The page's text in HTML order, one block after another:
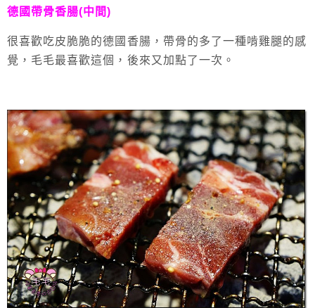
德國帶骨香腸(中間)
很喜歡吃皮脆脆的德國香腸，帶骨的多了一種啃雞腿的感
覺，毛毛最喜歡這個，後來又加點了一次。